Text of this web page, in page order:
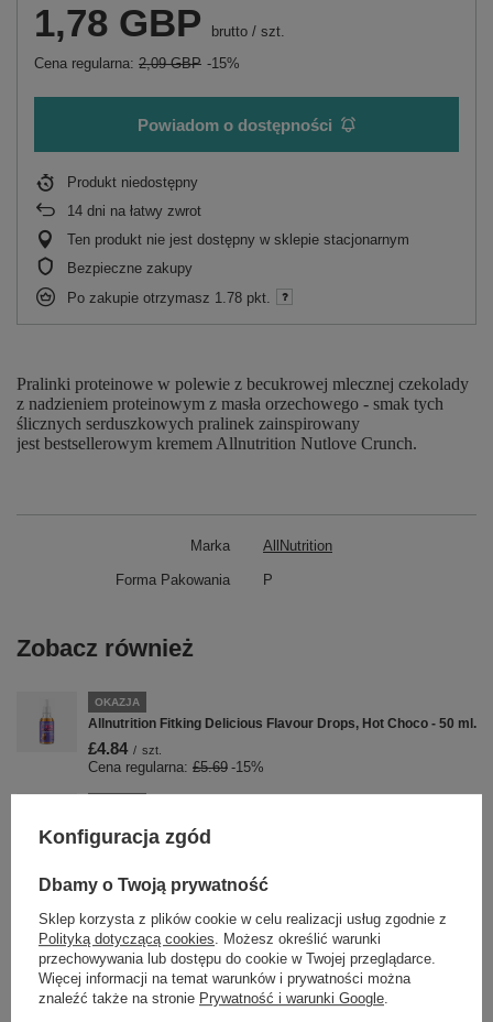
1,78 GBP brutto / szt.
Cena regularna: 2,09 GBP -15%
Powiadom o dostępności
Produkt niedostępny
14 dni na łatwy zwrot
Ten produkt nie jest dostępny w sklepie stacjonarnym
Bezpieczne zakupy
Po zakupie otrzymasz 1.78 pkt.
Pralinki proteinowe w polewie z becukrowej mlecznej czekolady
z nadzieniem proteinowym z masła orzechowego - smak tych
ślicznych serduszkowych pralinek zainspirowany
jest bestsellerowym kremem Allnutrition Nutlove Crunch.
Marka AllNutrition
Forma Pakowania P
Zobacz również
OKAZJA
Allnutrition Fitking Delicious Flavour Drops, Hot Choco - 50 ml.
£4.84 / szt.
Cena regularna: £5.69 -15%
Allnutrition Nutlove Pistachio Smooth Krem Pistacjowy 500g
£18.69 /
Allnutrition Mass Acceleration Chocolate Kompleks
Węglowodanowo - Proteinowy 3000g
£29.75
Cena regularna:£37.19 -20%
Konfiguracja zgód
Dbamy o Twoją prywatność
Sklep korzysta z plików cookie w celu realizacji usług zgodnie z
Polityką dotyczącą cookies. Możesz określić warunki
przechowywania lub dostępu do cookie w Twojej przeglądarce.
Więcej informacji na temat warunków i prywatności można
znaleźć także na stronie Prywatność i warunki Google.